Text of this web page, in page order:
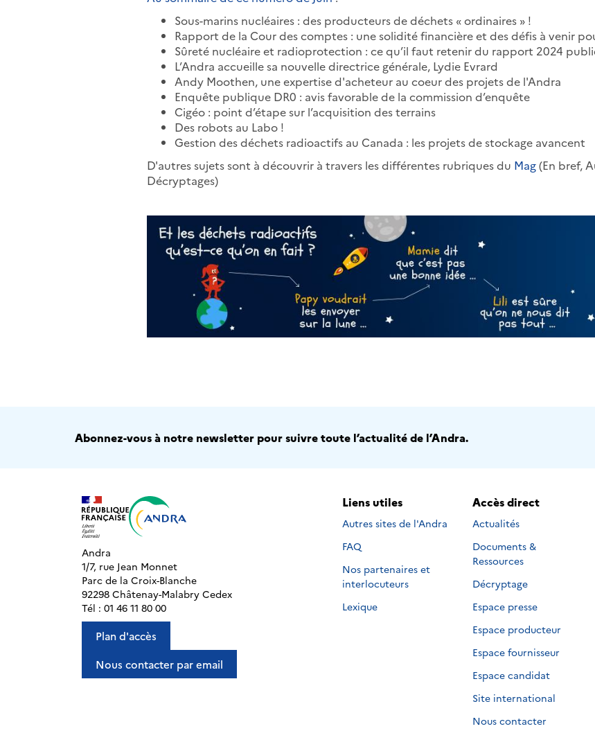
Sous-marins nucléaires : des producteurs de déchets « ordinaires » !
Rapport de la Cour des comptes : une solidité financière et des défis à venir
Sûreté nucléaire et radioprotection : ce qu’il faut retenir du rapport 2024
L’Andra accueille sa nouvelle directrice générale, Lydie Evrard
Andy Moothen, une expertise d'acheteur au coeur des projets de l'Andra
Enquête publique DR0 : avis favorable de la commission d’enquête
Cigéo : point d’étape sur l’acquisition des terrains
Des robots au Labo !
Gestion des déchets radioactifs au Canada : les projets de stockage avancent
D'autres sujets sont à découvrir à travers les différentes rubriques du Mag(En bref,
Décryptages)
Abonnez-vous à notre newsletter pour suivre toute l’actualité de l’Andra.
Andra
1/7, rue Jean Monnet
Parc de la Croix-Blanche
92298 Châtenay-Malabry Cedex
Tél : 01 46 11 80 00
Plan d'accès
Nous contacter par email
Liens utiles
Autres sites de l'Andra
FAQ
Nos partenaires et
interlocuteurs
Lexique
Accès direct
Actualités
Documents &
Ressources
Décryptage
Espace presse
Espace producteur
Espace fournisseur
Espace candidat
Site international
Nous contacter